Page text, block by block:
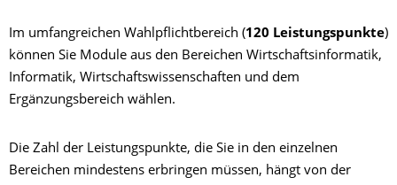
Im umfangreichen Wahlpflichtbereich (120 Leistungspunkte)
können Sie Module aus den Bereichen Wirtschaftsinformatik,
Informatik, Wirtschaftswissenschaften und dem
Ergänzungsbereich wählen.
Die Zahl der Leistungspunkte, die Sie in den einzelnen
Bereichen mindestens erbringen müssen, hängt von der